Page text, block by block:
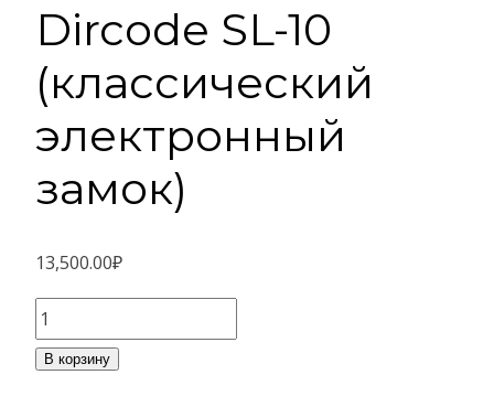
Dircode SL-10
(классический
электронный
замок)
13,500.00₽
Количество
товара
В корзину